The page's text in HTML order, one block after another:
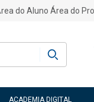
do Aluno Área do
ACADEMIA DIGITAL